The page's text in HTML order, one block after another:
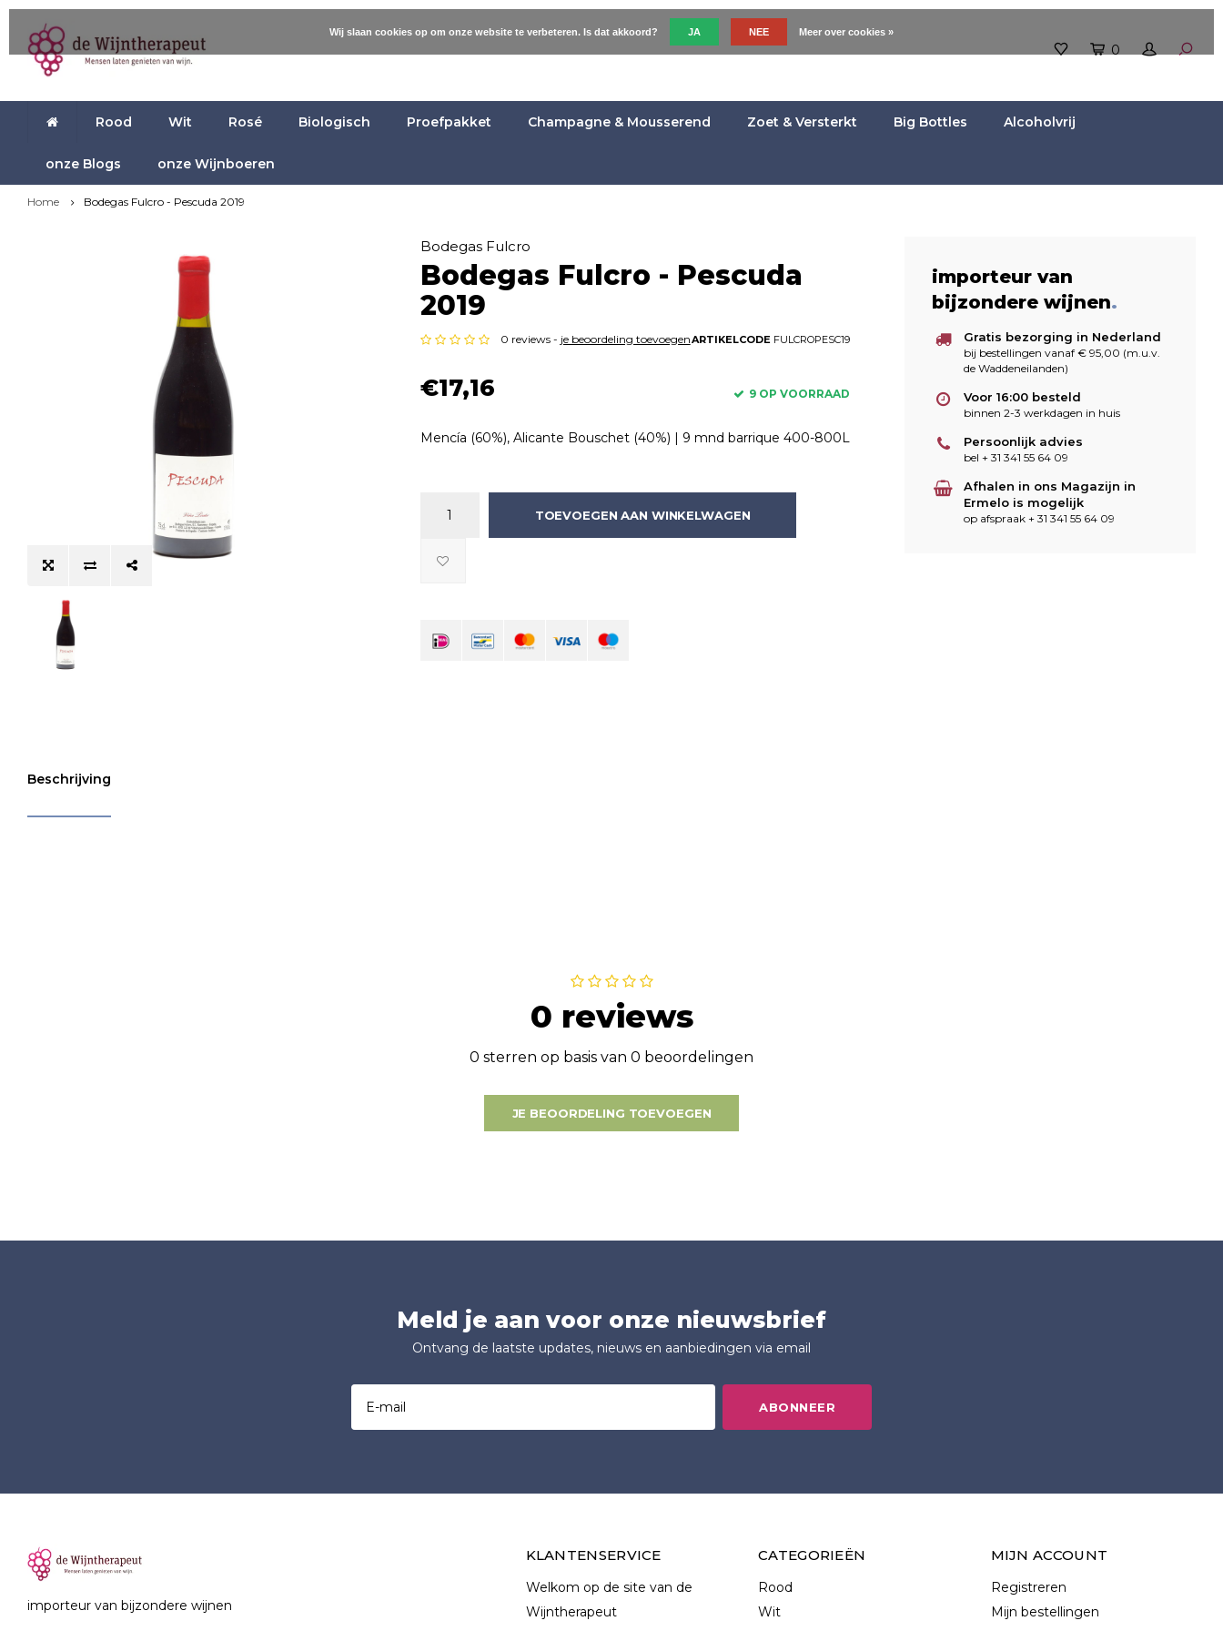
0
Rood Wit Rosé Biologisch Proefpakket Champagne & Mousserend Zoet & Versterkt Big Bottles Alcoholvrij
onze Blogs onze Wijnboeren
Home Bodegas Fulcro - Pescuda 2019
Bodegas Fulcro
Bodegas Fulcro - Pescuda
2019
0 reviews - je beoordeling toevoegenARTIKELCODEFULCROPESC19
€17,16 9 OP VOORRAAD
Mencía (60%), Alicante Bouschet (40%) | 9 mnd barrique 400-800L
TOEVOEGEN AAN WINKELWAGEN
importeur van
bijzondere wijnen.
Gratis bezorging in Nederland
bij bestellingen vanaf € 95,00 (m.u.v.
de Waddeneilanden)
Voor 16:00 besteld
binnen 2-3 werkdagen in huis
Persoonlijk advies
bel + 31 341 55 64 09
Afhalen in ons Magazijn in
Ermelo is mogelijk
op afspraak + 31 341 55 64 09
Beschrijving
0 reviews
0 sterren op basis van 0 beoordelingen
JE BEOORDELING TOEVOEGEN
Meld je aan voor onze nieuwsbrief
Ontvang de laatste updates, nieuws en aanbiedingen via email
ABONNEER
importeur van bijzondere wijnen
KLANTENSERVICE
Welkom op de site van de
Wijntherapeut
CATEGORIEËN
Rood
Wit
MIJN ACCOUNT
Registreren
Mijn bestellingen
Wij slaan cookies op om onze website te verbeteren. Is dat akkoord? JA NEE Meer over cookies »